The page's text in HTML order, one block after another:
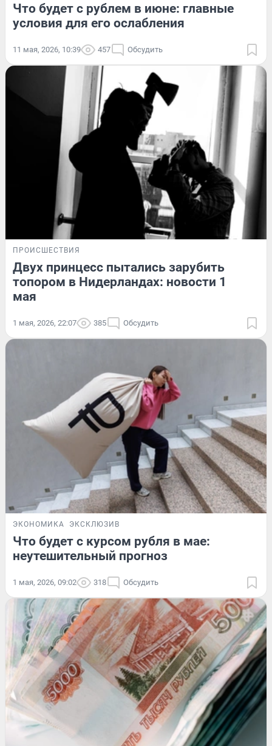
Что будет с рублем в июне: главные
условия для его ослабления
11 мая, 2026, 10:39 457 Обсудить
ПРОИСШЕСТВИЯ
Двух принцесс пытались зарубить
топором в Нидерландах: новости 1
мая
1 мая, 2026, 22:07 385 Обсудить
ЭКОНОМИКА ЭКСКЛЮЗИВ
Что будет с курсом рубля в мае:
неутешительный прогноз
1 мая, 2026, 09:02 318 Обсудить